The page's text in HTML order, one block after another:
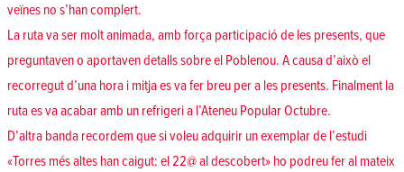
veïnes no s’han complert.
La ruta va ser molt animada, amb força participació de les presents, que
preguntaven o aportaven detalls sobre el Poblenou. A causa d’això el
recorregut d’una hora i mitja es va fer breu per a les presents. Finalment la
ruta es va acabar amb un refrigeri a l’Ateneu Popular Octubre.
D’altra banda recordem que si voleu adquirir un exemplar de l’estudi
«Torres més altes han caigut: el 22@ al descobert» ho podreu fer al mateix